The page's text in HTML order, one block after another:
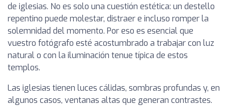
de iglesias. No es solo una cuestión estética: un destello
repentino puede molestar, distraer e incluso romper la
solemnidad del momento. Por eso es esencial que
vuestro fotógrafo esté acostumbrado a trabajar con luz
natural o con la iluminación tenue típica de estos
templos.
Las iglesias tienen luces cálidas, sombras profundas y, en
algunos casos, ventanas altas que generan contrastes.